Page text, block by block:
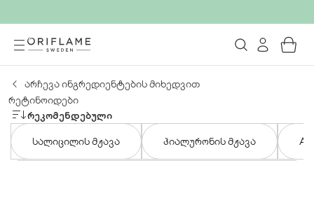
არჩევა ინგრედიენტების მიხედვით
რეტინოიდები
ᲠᲔᲙᲝᲛᲔᲜᲓᲔᲑᲣᲚᲘ
სალიცილის მჟავა
ჰიალურონის მჟავა